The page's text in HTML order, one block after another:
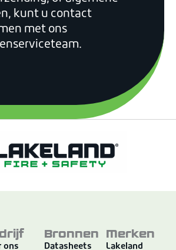
kunt u contact
met ons
ons
Bronnen
Datasheets
Merken
Lakeland